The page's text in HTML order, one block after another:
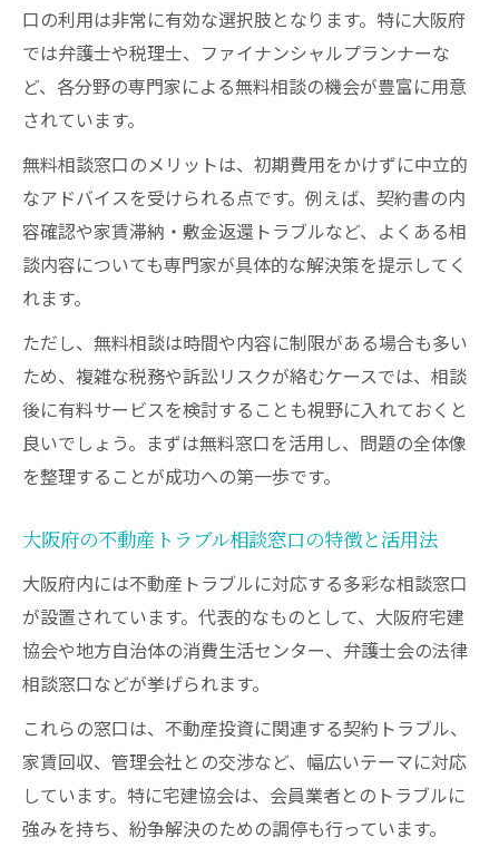
口の利用は非常に有効な選択肢となります。特に大阪府
では弁護士や税理士、ファイナンシャルプランナーな
ど、各分野の専門家による無料相談の機会が豊富に用意
されています。
無料相談窓口のメリットは、初期費用をかけずに中立的
なアドバイスを受けられる点です。例えば、契約書の内
容確認や家賃滞納・敷金返還トラブルなど、よくある相
談内容についても専門家が具体的な解決策を提示してく
れます。
ただし、無料相談は時間や内容に制限がある場合も多い
ため、複雑な税務や訴訟リスクが絡むケースでは、相談
後に有料サービスを検討することも視野に入れておくと
良いでしょう。まずは無料窓口を活用し、問題の全体像
を整理することが成功への第一歩です。
大阪府の不動産トラブル相談窓口の特徴と活用法
大阪府内には不動産トラブルに対応する多彩な相談窓口
が設置されています。代表的なものとして、大阪府宅建
協会や地方自治体の消費生活センター、弁護士会の法律
相談窓口などが挙げられます。
これらの窓口は、不動産投資に関連する契約トラブル、
家賃回収、管理会社との交渉など、幅広いテーマに対応
しています。特に宅建協会は、会員業者とのトラブルに
強みを持ち、紛争解決のための調停も行っています。